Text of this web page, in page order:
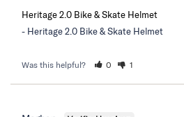
Heritage 2.0 Bike & Skate Helmet
Heritage 2.0 Bike & Skate Helmet
Was this helpful? 0 1